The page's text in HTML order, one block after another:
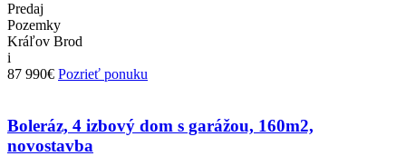
Predaj
Pozemky
Kráľov Brod
i
87 990€ Pozrieť ponuku
Boleráz, 4 izbový dom s garážou, 160m2,
novostavba